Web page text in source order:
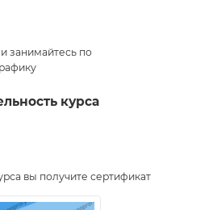
занимайтесь по
курса
вы получите сертификат